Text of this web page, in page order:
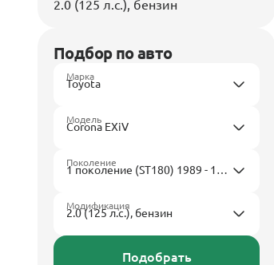
2.0 (125 л.с.), бензин
Подбор по авто
Марка
Модель
Поколение
Модификация
Подобрать